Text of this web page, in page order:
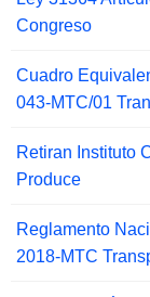
Congreso
Cuadro
043-MTC/01
Retiran Instituto
Produce
Reglamento
2018-MTC